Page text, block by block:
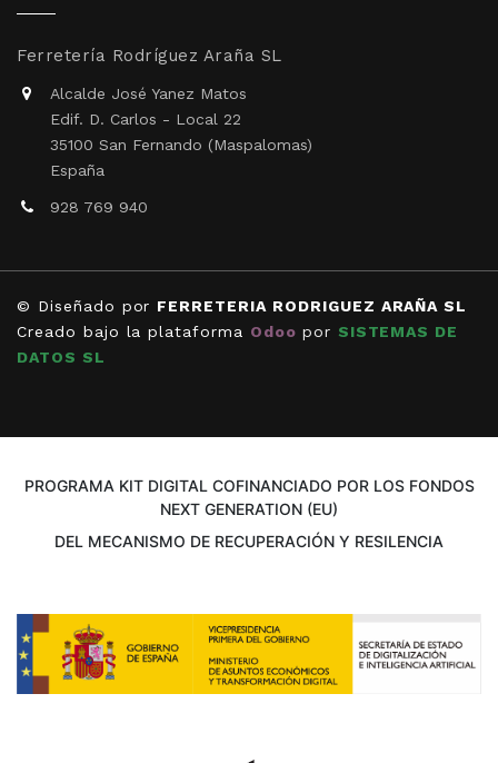
Ferretería Rodríguez Araña SL
Alcalde José Yanez Matos
Edif. D. Carlos - Local 22
35100 San Fernando (Maspalomas)
España
928 769 940
© Diseñado por FERRETERIA RODRIGUEZ ARAÑA SL
Creado bajo la plataforma Odoo por SISTEMAS DE
DATOS SL
PROGRAMA KIT DIGITAL COFINANCIADO POR LOS FONDOS
NEXT GENERATION (EU)
DEL MECANISMO DE RECUPERACIÓN Y RESILENCIA